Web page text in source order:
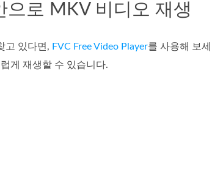
으로 MKV 비디오 재생
고 있다면, FVC Free Video Player를 사용해 보
게 재생할 수 있습니다.